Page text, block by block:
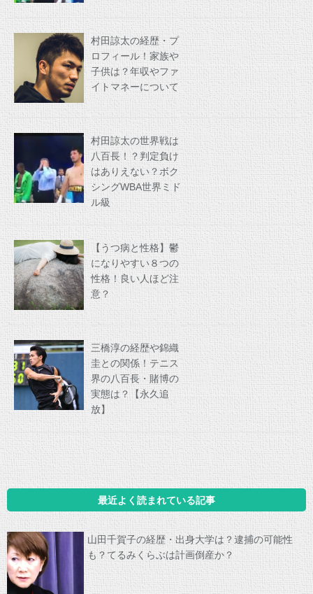
村田諒太の経歴・プ
ロフィール！家族や
子供は？年収やファ
イトマネーについて
村田諒太の世界戦は
八百長！？判定負け
はありえない？ボク
シングWBA世界ミド
ル級
【うつ病と性格】鬱
になりやすい８つの
性格！良い人ほど注
意？
三橋淳の経歴や錦織
圭との関係！テニス
界の八百長・賭博の
実態は？【永久追
放】
最近よく読まれている記事
山田千賀子の経歴・出身大学は？逮捕の可能性
も？てるみくらぶは計画倒産か？